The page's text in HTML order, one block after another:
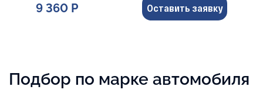
9 360 Р Оставить заявку
Подбор по марке автомобиля